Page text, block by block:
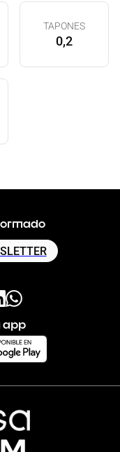
TAPONES
0,2
app